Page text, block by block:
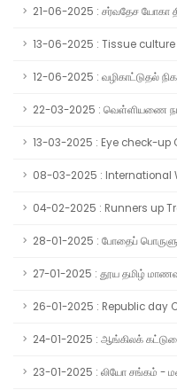
21-06-2025 : சர்வதேச யோகா
13-06-2025 : Tissue
12-06-2025 : வழிகாட்டுதல்
22-03-2025 : வெள்ளியணை
13-03-2025 : Eye check-up
08-03-2025 : International
04-02-2025 : Runners up
28-01-2025 : போதைப்
27-01-2025 : தூய தமிழ்
26-01-2025 : Republic day
24-01-2025 : ஆங்கிலக்
23-01-2025 : லியோ சங்கம் -